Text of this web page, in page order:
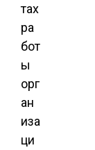
тах
ра
бот
ы
орг
ан
иза
ци